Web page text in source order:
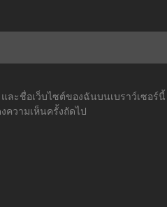
ละชื่อเว็บไซต์ของฉันบนเบราว์เซอร์นี้
ความเห็นครั้งถัดไป